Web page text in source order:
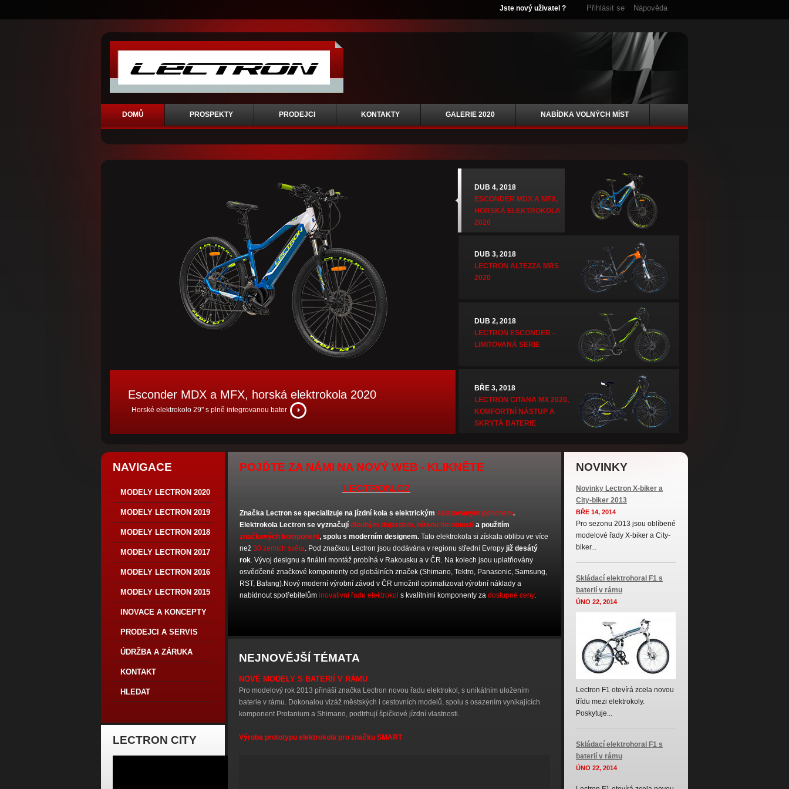
Jste nový uživatel ? Přihlásit se Nápověda
DOMŮ PROSPEKTY PRODEJCI KONTAKTY GALERIE 2020 NABÍDKA VOLNÝCH MÍST
Esconder MDX a MFX, horská elektrokola 2020
Horské elektrokolo 29" s plně integrovanou bater
DUB 4, 2018
ESCONDER MDX A MFX,
HORSKÁ ELEKTROKOLA
2020
DUB 3, 2018
LECTRON ALTEZZA MRS
2020
DUB 2, 2018
LECTRON ESCONDER -
LIMITOVANÁ SERIE
BŘE 3, 2018
LECTRON CITANA MX 2020,
KOMFORTNÍ NÁSTUP A
SKRYTÁ BATERIE
NAVIGACE
MODELY LECTRON 2020
MODELY LECTRON 2019
MODELY LECTRON 2018
MODELY LECTRON 2017
MODELY LECTRON 2016
MODELY LECTRON 2015
INOVACE A KONCEPTY
PRODEJCI A SERVIS
ÚDRŽBA A ZÁRUKA
KONTAKT
HLEDAT
LECTRON CITY
NOVINKY
Novinky Lectron X-biker a
City-biker 2013
BŘE 14, 2014
Pro sezonu 2013 jsou oblíbené
modelové řady X-biker a City-
biker...
Skládací elektrohoral F1 s
baterií v rámu
ÚNO 22, 2014
Lectron F1 otevírá zcela novou
třídu mezi elektrokoly.
Poskytuje...
Skládací elektrohoral F1 s
baterií v rámu
ÚNO 22, 2014
POJĎTE ZA NÁMI NA NOVÝ WEB - KLIKNĚTE
LECTRON.CZ
Značka Lectron se specializuje na jízdní kola s elektrickým asistovaným pohonem.
Elektrokola Lectron se vyznačují dlouhým dojezdem, nízkou hmotností a použitím
značkových komponent, spolu s moderním designem. Tato elektrokola si získala oblibu ve více
než 30 zemích světa. Pod značkou Lectron jsou dodávána v regionu střední Evropy již desátý
rok. Vývoj designu a finální montáž probíhá v Rakousku a v ČR. Na kolech jsou uplatňovány
osvědčené značkové komponenty od globálních značek (Shimano, Tektro, Panasonic, Samsung,
RST, Bafang).Nový moderní výrobní závod v ČR umožnil optimalizovat výrobní náklady a
nabídnout spotřebitelům inovativní řadu elektrokol s kvalitními komponenty za dostupné ceny.
NEJNOVĚJŠÍ TÉMATA
NOVÉ MODELY S BATERIÍ V RÁMU
Pro modelový rok 2013 přináší značka Lectron novou řadu elektrokol, s unikátním uložením
baterie v rámu. Dokonalou vizáž městských i cestovních modelů, spolu s osazením vynikajících
komponent Protanium a Shimano, podtrhují špičkové jízdní vlastnosti.
Výroba prototypu elektrokola pro značku SMART